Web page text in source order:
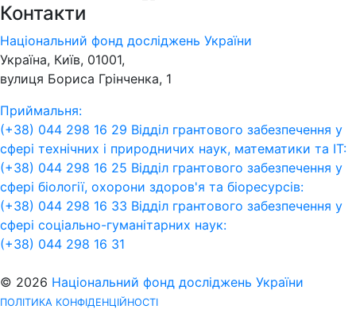
Контакти
Національний фонд досліджень України
Україна, Київ, 01001,
вулиця Бориса Грінченка, 1
Приймальня:
(+38) 044 298 16 29 Відділ грантового забезпечення у
сфері технічних і природничих наук, математики та ІТ:
(+38) 044 298 16 25 Відділ грантового забезпечення у
сфері біології, охорони здоров'я та біоресурсів:
(+38) 044 298 16 33 Відділ грантового забезпечення у
сфері соціально-гуманітарних наук:
(+38) 044 298 16 31
© 2026 Національний фонд досліджень України
ПОЛІТИКА КОНФІДЕНЦІЙНОСТІ